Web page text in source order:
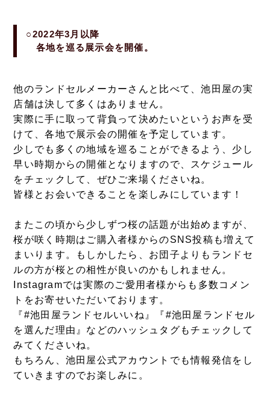
○2022年3月以降
各地を巡る展示会を開催。
他のランドセルメーカーさんと比べて、池田屋の実
店舗は決して多くはありません。
実際に手に取って背負って決めたいというお声を受
けて、各地で展示会の開催を予定しています。
少しでも多くの地域を巡ることができるよう、少し
早い時期からの開催となりますので、スケジュール
をチェックして、ぜひご来場くださいね。
皆様とお会いできることを楽しみにしています！
またこの頃から少しずつ桜の話題が出始めますが、
桜が咲く時期はご購入者様からのSNS投稿も増えて
まいります。もしかしたら、お団子よりもランドセ
ルの方が桜との相性が良いのかもしれません。
Instagramでは実際のご愛用者様からも多数コメン
トをお寄せいただいております。
『#池田屋ランドセルいいね』『#池田屋ランドセル
を選んだ理由』などのハッシュタグもチェックして
みてくださいね。
もちろん、池田屋公式アカウントでも情報発信をし
ていきますのでお楽しみに。